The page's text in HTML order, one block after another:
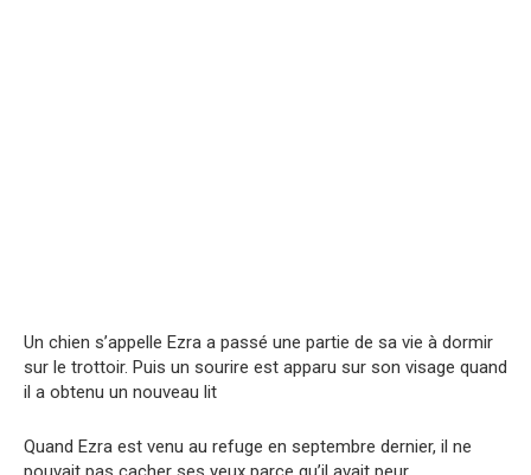
Un chien s’appelle Ezra a passé une partie de sa vie à dormir
sur le trottoir. Puis un sourire est apparu sur son visage quand
il a obtenu un nouveau lit
Quand Ezra est venu au refuge en septembre dernier, il ne